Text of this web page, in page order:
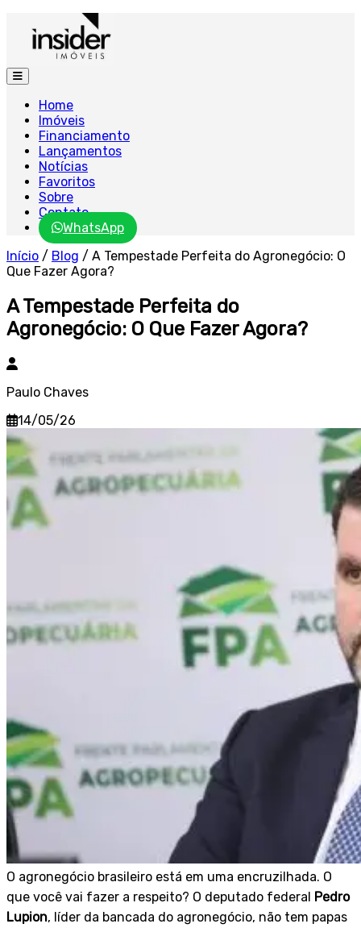
Home
Imóveis
Financiamento
Lançamentos
Notícias
Favoritos
Sobre
Contato
WhatsApp
Início / Blog / A Tempestade Perfeita do Agronegócio: O
Que Fazer Agora?
A Tempestade Perfeita do
Agronegócio: O Que Fazer Agora?
Paulo Chaves
14/05/26
O agronegócio brasileiro está em uma encruzilhada. O
que você vai fazer a respeito? O deputado federal Pedro
Lupion, líder da bancada do agronegócio, não tem papas